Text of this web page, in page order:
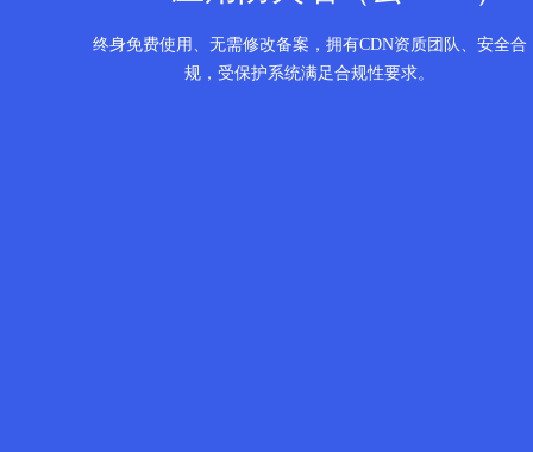
终身免费使用、无需修改备案，拥有CDN资质团队、安全合
规，受保护系统满足合规性要求。